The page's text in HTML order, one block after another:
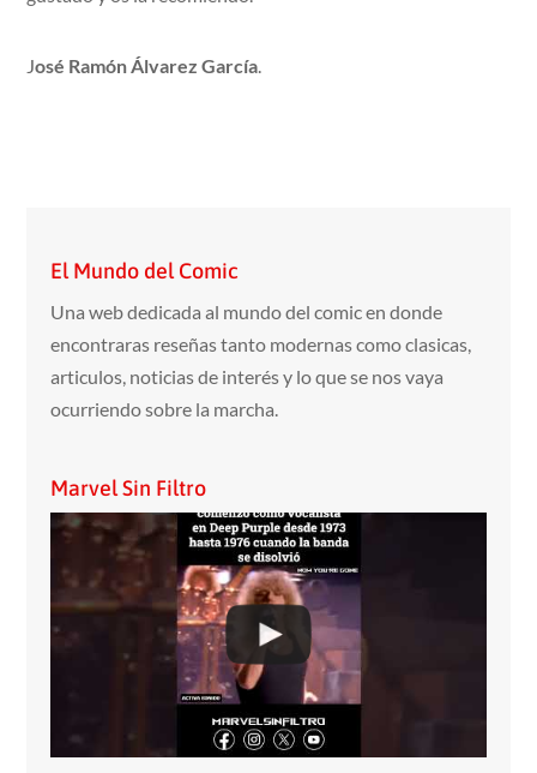
José Ramón Álvarez García.
El Mundo del Comic
Una web dedicada al mundo del comic en donde
encontraras reseñas tanto modernas como clasicas,
articulos, noticias de interés y lo que se nos vaya
ocurriendo sobre la marcha.
Marvel Sin Filtro